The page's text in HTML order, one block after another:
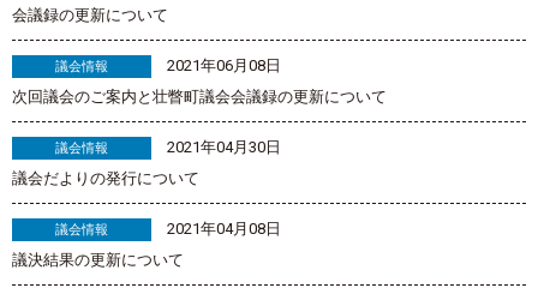
会議録の更新について
議会情報
2021年06月08日
次回議会のご案内と壮瞥町議会会議録の更新について
議会情報
2021年04月30日
議会だよりの発行について
議会情報
2021年04月08日
議決結果の更新について